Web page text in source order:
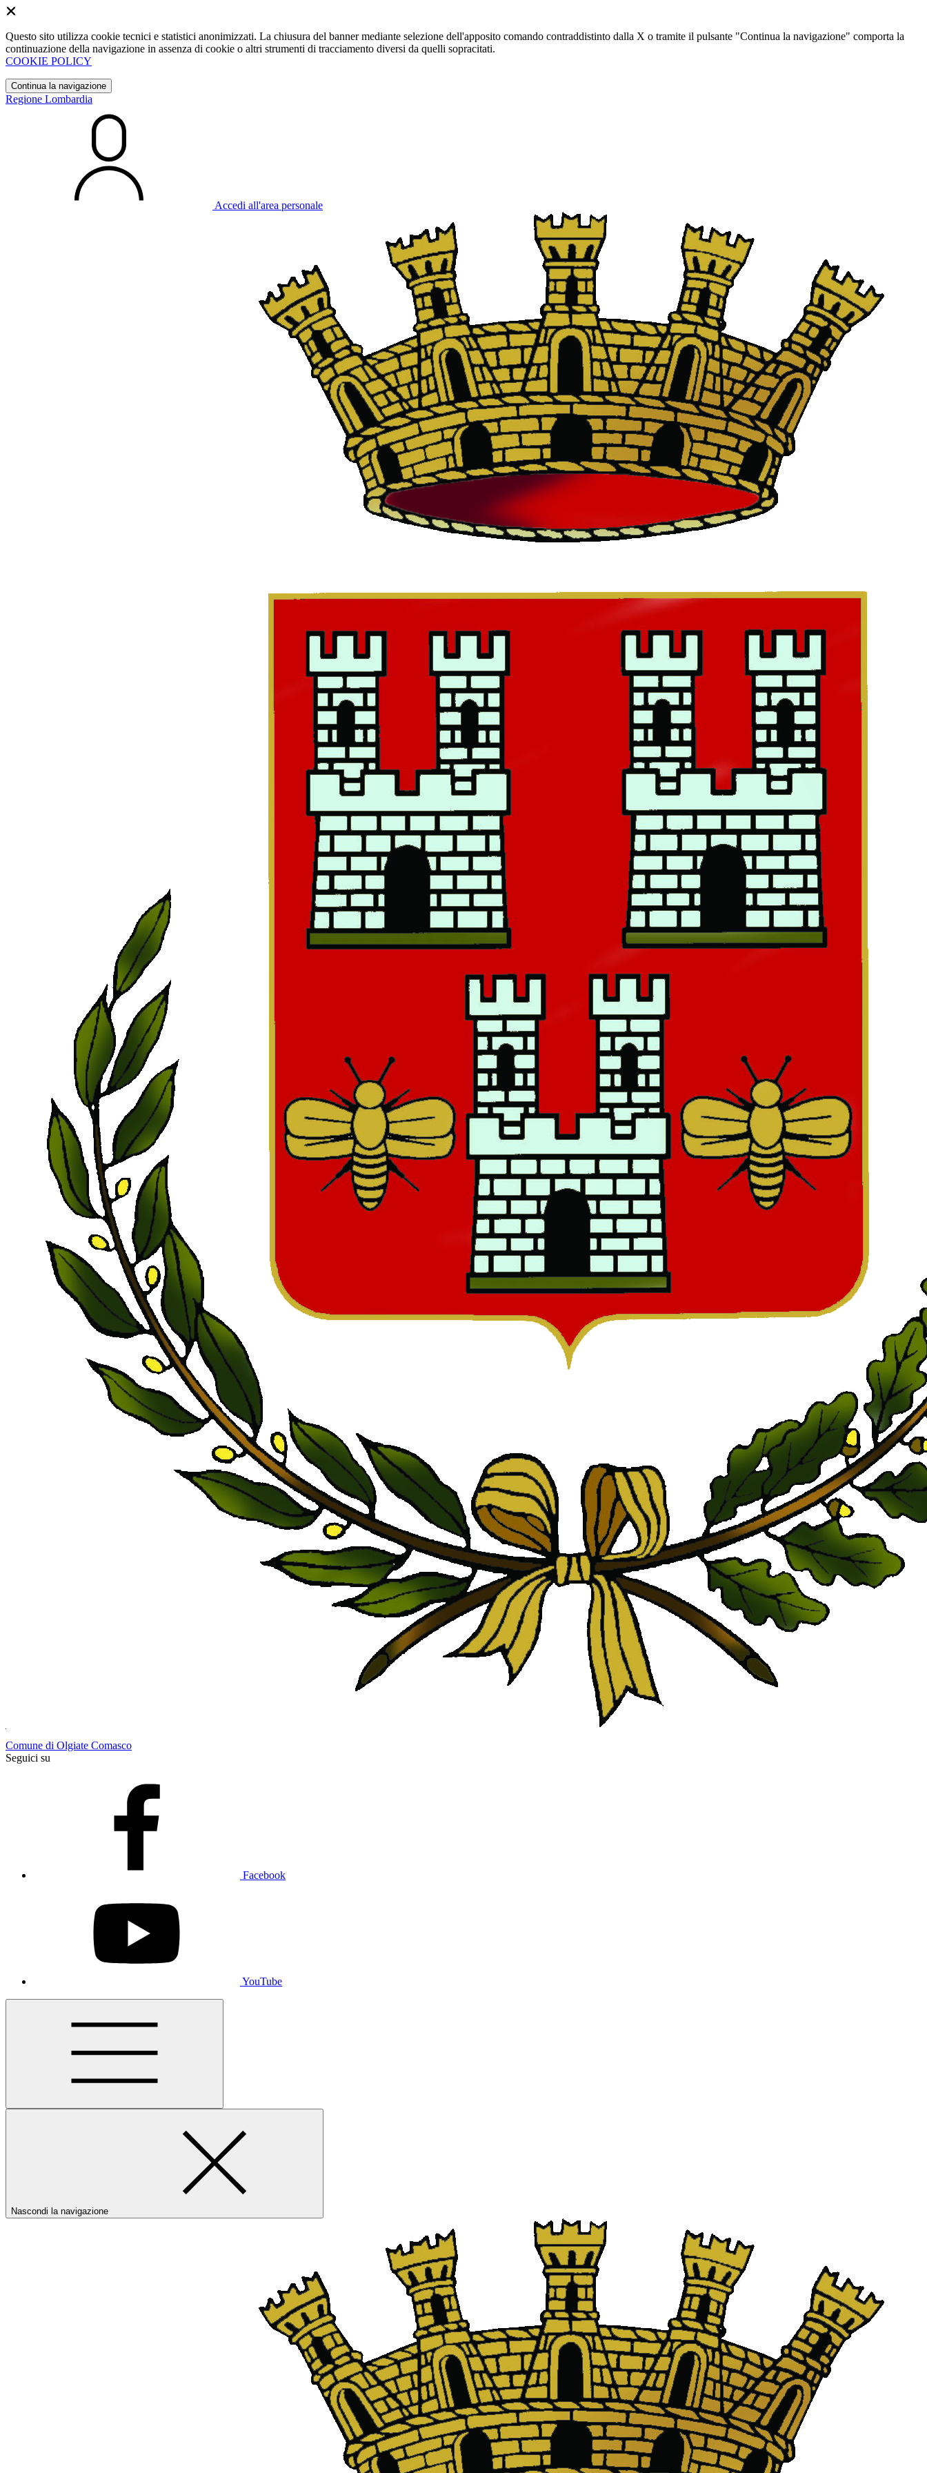
Questo sito utilizza cookie tecnici e statistici anonimizzati. La chiusura del banner mediante selezione dell'apposito comando contraddistinto dalla X o tramite il pulsante "Continua la navigazione" comporta la
continuazione della navigazione in assenza di cookie o altri strumenti di tracciamento diversi da quelli sopracitati.
COOKIE POLICY
Continua la navigazione
Regione Lombardia
Accedi all'area personale
Comune di Olgiate Comasco
Seguici su
Facebook
YouTube
Nascondi la navigazione